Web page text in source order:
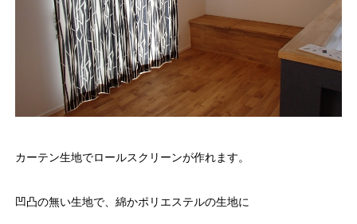
カーテン生地でロールスクリーンが作れます。
凹凸の無い生地で、綿かポリエステルの生地に